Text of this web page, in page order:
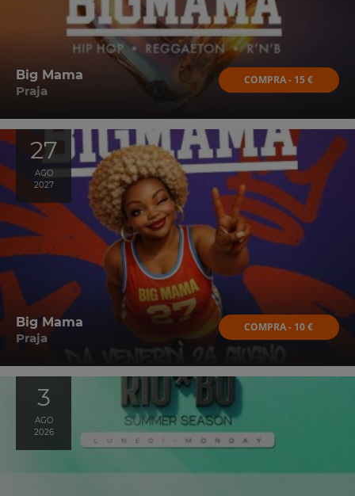
Big Mama
Praja
COMPRA - 15 €
27
AGO
2027
Big Mama
Praja
COMPRA - 10 €
3
AGO
2026